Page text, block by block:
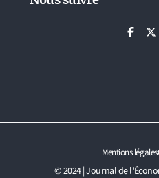
© 2024 | Journal de
Mentions légales